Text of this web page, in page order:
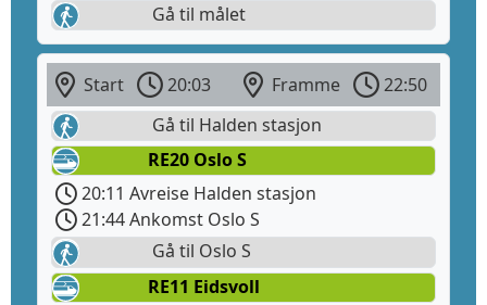
Gå til målet
Start 20:03 Framme
22:50
Gå til Halden stasjon
RE20 Oslo S
20:11 Avreise Halden stasjon
21:44 Ankomst Oslo S
Gå til Oslo S
RE11 Eidsvoll